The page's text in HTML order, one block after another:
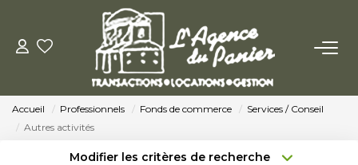
ACHETER
Accueil Professionnels Fonds de commerce
Services / Conseil
Autres activités
Modifier les critères de recherche